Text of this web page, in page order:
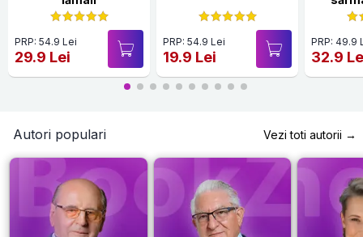
PRP: 54.9 Lei
29.9 Lei
PRP: 54.9 Lei
19.9 Lei
PRP: 49.9
32.9
Autori populari Vezi toti autorii →